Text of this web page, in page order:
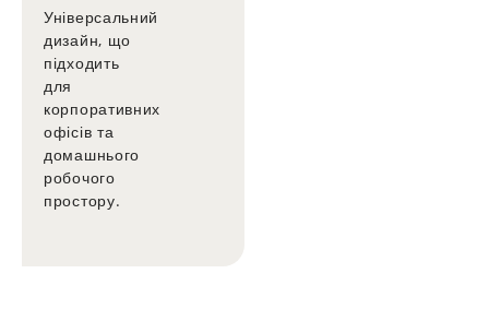
Універсальний
дизайн, що
підходить
для
корпоративних
офісів та
домашнього
робочого
простору.